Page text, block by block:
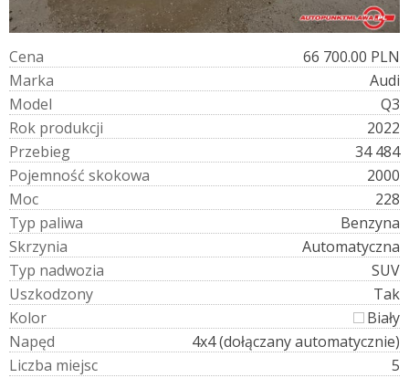
Cena
66 700.00 PLN
Marka
Audi
Model
Q3
Rok produkcji
2022
Przebieg
34 484
Pojemność skokowa
2000
Moc
228
Typ paliwa
Benzyna
Skrzynia
Automatyczna
Typ nadwozia
SUV
Uszkodzony
Tak
Kolor
Biały
Napęd
4x4 (dołączany automatycznie)
Liczba miejsc
5